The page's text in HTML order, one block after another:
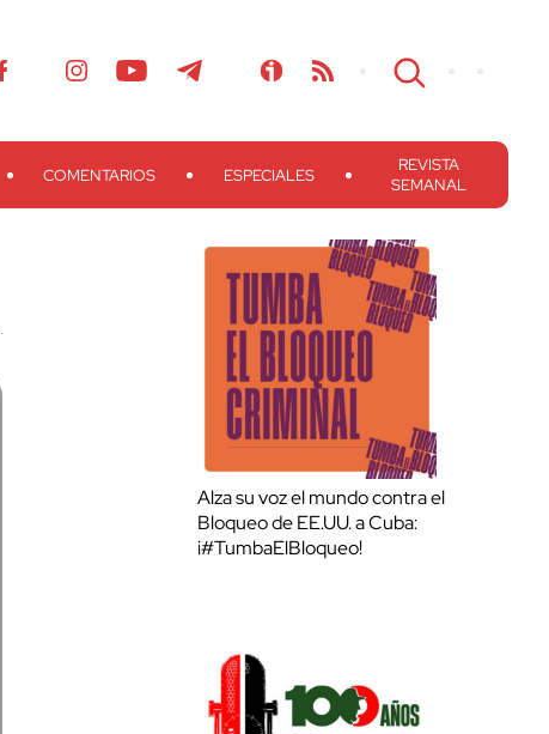
COMENTARIOS ESPECIALES
REVISTA
SEMANAL
Alza su voz el mundo contra el
Bloqueo de EE.UU. a Cuba:
¡#TumbaElBloqueo!